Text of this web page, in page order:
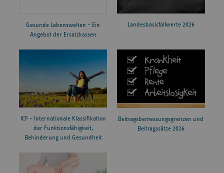
Gesunde Lebenswelten – Ein
Angebot der Ersatzkassen
Landesbasisfallwerte 2026
ICF – Internationale Klassifikation
der Funktionsfähigkeit,
Behinderung und Gesundheit
Beitragsbemessungsgrenzen und
Beitragssätze 2026